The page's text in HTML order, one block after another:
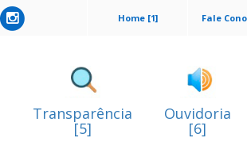
Fale
Home [1]
Transparência
[5]
Ouvidoria
[6]